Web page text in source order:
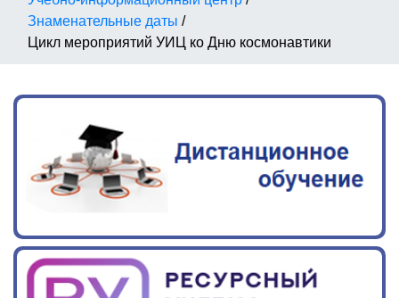
Знаменательные даты /
Цикл мероприятий УИЦ ко Дню космонавтики